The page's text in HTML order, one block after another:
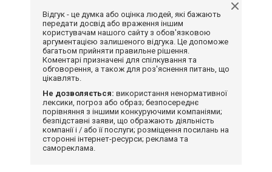
Відгук - це думка або оцінка людей, які бажають
передати досвід або враження іншим
користувачам нашого сайту з обов'язковою
аргументацією залишеного відгука. Це допоможе
багатьом прийняти правильне рішення.
Коментарі призначені для спілкування та
обговорення, а також для роз'яснення питань, що
цікавлять.
Не дозволяється: використання ненормативної
лексики, погроз або образ; безпосереднє
порівняння з іншими конкуруючими компаніями;
безпідставні заяви, що ображають діяльність
компанії і / або її послуги; розміщення посилань на
сторонні інтернет-ресурси; реклама та
самореклама.